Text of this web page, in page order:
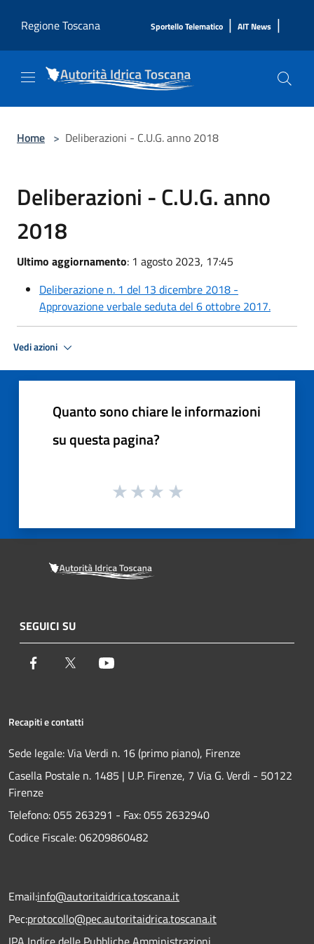
Regione Toscana
Sportello Telematico | AIT News |
Home > Deliberazioni - C.U.G. anno 2018
Deliberazioni - C.U.G. anno
2018
Ultimo aggiornamento: 1 agosto 2023, 17:45
Deliberazione n. 1 del 13 dicembre 2018 -
Approvazione verbale seduta del 6 ottobre 2017.
Vedi azioni
Quanto sono chiare le informazioni
su questa pagina?
SEGUICI SU
Facebook Twitter
Recapiti e contatti
Sede legale: Via Verdi n. 16 (primo piano), Firenze
Casella Postale n. 1485 | U.P. Firenze, 7 Via G. Verdi - 50122
Firenze
Telefono:055 263291 - Fax:055 2632940
Codice Fiscale: 06209860482
Email:info@autoritaidrica.toscana.it
Pec:protocollo@pec.autoritaidrica.toscana.it